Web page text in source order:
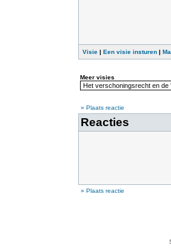
Visie | Een visie insturen |
Meer visies
» Plaats reactie
Reacties
» Plaats reactie